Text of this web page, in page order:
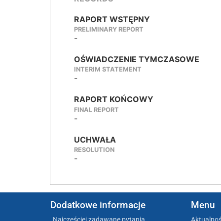
RAPORT WSTĘPNY
PRELIMINARY REPORT
-
OŚWIADCZENIE TYMCZASOWE
INTERIM STATEMENT
-
RAPORT KOŃCOWY
FINAL REPORT
-
UCHWAŁA
RESOLUTION
-
Dodatkowe informacje Menu